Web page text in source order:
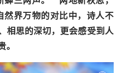
然界万物的对比中，诗人不
相思的深切，更会感受到人